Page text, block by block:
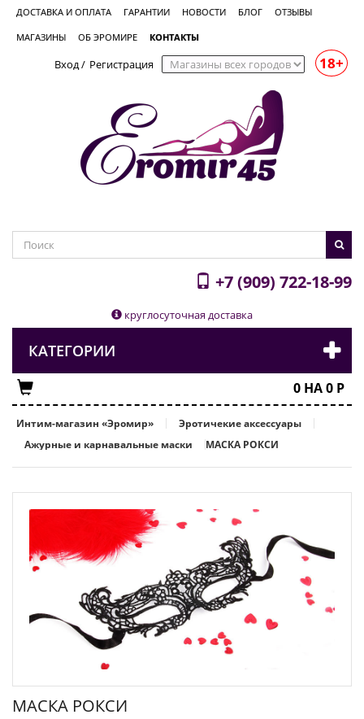
ДОСТАВКА И ОПЛАТА ГАРАНТИИ НОВОСТИ БЛОГ ОТЗЫВЫ
МАГАЗИНЫ ОБ ЭРОМИРЕ КОНТАКТЫ
Вход/ Регистрация 18+
+7 (909) 722-18-99
круглосуточная доставка
КАТЕГОРИИ
0 НА0 Р
Интим-магазин «Эромир»
Эротичекие аксессуары
Ажурные и карнавальные маски
МАСКА РОКСИ
МАСКА РОКСИ